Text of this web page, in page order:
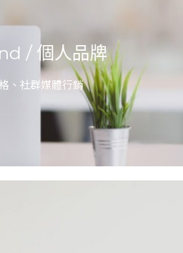
/ 個人品牌
、社群媒體行銷